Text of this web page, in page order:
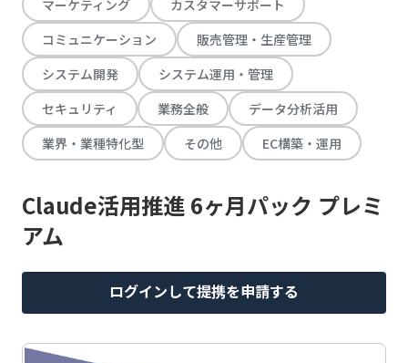
マーケティング
カスタマーサポート
コミュニケーション
販売管理・生産管理
システム開発
システム運用・管理
セキュリティ
業務全般
データ分析活用
業界・業種特化型
その他 EC構築・運用
Claude活用推進 6ヶ月パック プレミ
アム
ログインして提携を申請する